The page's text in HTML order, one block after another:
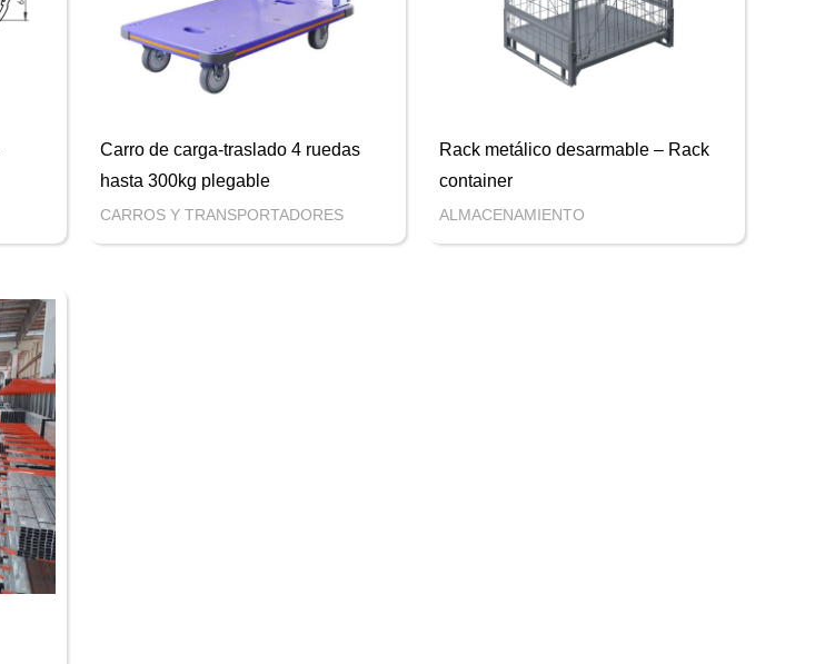
Carro de carga-traslado 4 ruedas
hasta 300kg plegable
CARROS Y TRANSPORTADORES
Rack metálico desarmable – Rack
container
ALMACENAMIENTO